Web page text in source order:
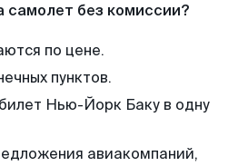
самолет без комиссии?
по цене.
пунктов.
Нью-Йорк Баку в одну
авиакомпаний,